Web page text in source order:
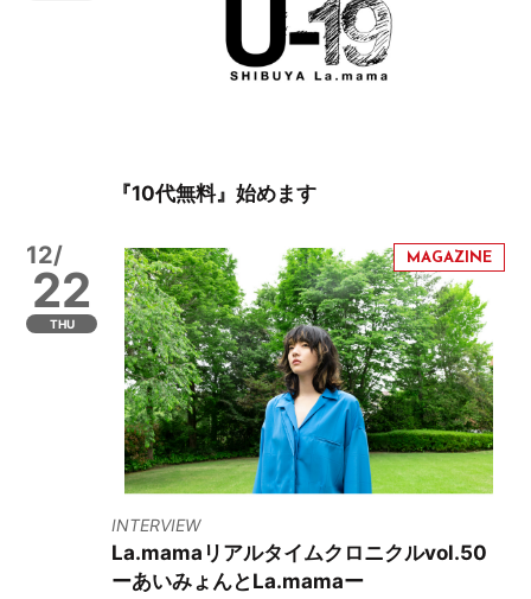
『10代無料』始めます
12/
22
THU
INTERVIEW
La.mamaリアルタイムクロニクルvol.50
ーあいみょんとLa.mamaー